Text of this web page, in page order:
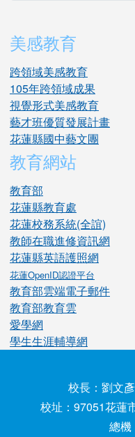
美感教育
跨領域美感教育
105年跨領域成果
視覺形式美感教育
藝才班優質發展計畫
花蓮縣國中藝文團
教育網站
教育部
花蓮縣教育處
花蓮校務系統(全誼)
教師在職進修資訊網
花蓮縣英語護照網
花蓮OpenID認證平台
教育部雲端電子郵件
教育部教育雲
愛學網
學生生涯輔導網
校長：劉文
校址：97051花蓮
總機